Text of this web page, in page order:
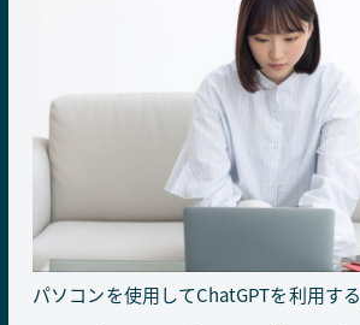
パソコンを使用してChatGPTを利用す